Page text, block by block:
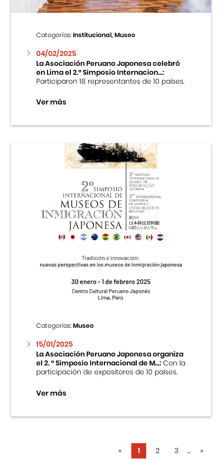
Categorías:Institucional, Museo
04/02/2025
La Asociación Peruano Japonesa celebró
en Lima el 2.º Simposio Internacion...:
Participaron 18 representantes de 10 países.
Ver más
Categorías:Museo
15/01/2025
La Asociación Peruano Japonesa organiza
el 2. ° Simposio Internacional de M...:Con la
participación de expositores de 10 países.
Ver más
« 1 2 3 ... »